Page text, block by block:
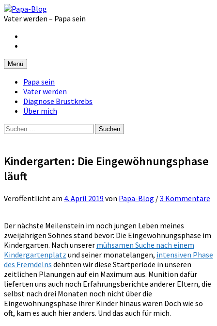
Zum
Inhalt
Vater werden – Papa sein
Menü
Papa sein
Vater werden
Diagnose Brustkrebs
Über mich
Suchen
Kindergarten: Die Eingewöhnungsphase
läuft
Veröffentlicht am 4. April 2019 von Papa-Blog /3 Kommentare
Der nächste Meilenstein im noch jungen Leben meines
zweijährigen Sohnes stand bevor: Die Eingewöhnungsphase im
Kindergarten. Nach unserer mühsamen Suche nach einem
Kindergartenplatz und seiner monatelangen, intensiven Phase
des Fremdelns dehnten wir diese Startperiode in unseren
zeitlichen Planungen auf ein Maximum aus. Munition dafür
lieferten uns auch noch Erfahrungsberichte anderer Eltern, die
selbst nach drei Monaten noch nicht über die
Eingewöhnungsphase ihrer Kinder hinaus waren Doch wie so
oft, kam es auch hier anders. Und das auch für mich.